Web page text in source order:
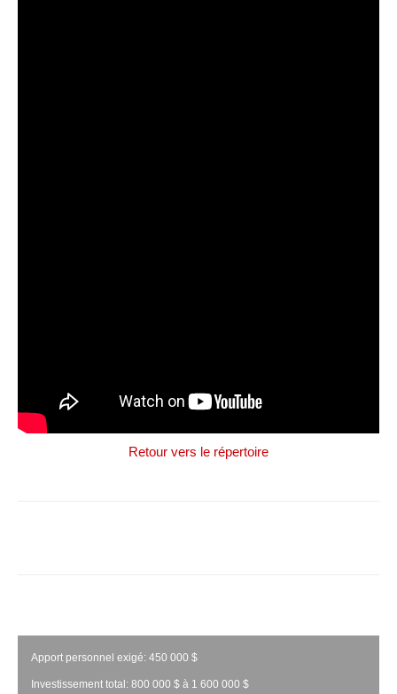
Retour vers le répertoire
Apport personnel exigé: 450 000 $
Investissement total: 800 000 $ à 1 600 000 $